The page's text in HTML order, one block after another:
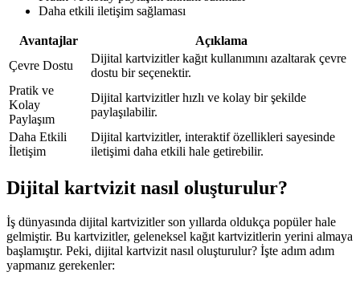
Daha etkili iletişim sağlaması
Avantajlar
Açıklama
Çevre Dostu
Dijital kartvizitler kağıt kullanımını azaltarak çevre
dostu bir seçenektir.
Pratik ve
Kolay
Paylaşım
Dijital kartvizitler hızlı ve kolay bir şekilde
paylaşılabilir.
Daha Etkili
İletişim
Dijital kartvizitler, interaktif özellikleri sayesinde
iletişimi daha etkili hale getirebilir.
Dijital kartvizit nasıl oluşturulur?
İş dünyasında dijital kartvizitler son yıllarda oldukça popüler hale
gelmiştir. Bu kartvizitler, geleneksel kağıt kartvizitlerin yerini almaya
başlamıştır. Peki, dijital kartvizit nasıl oluşturulur? İşte adım adım
yapmanız gerekenler: